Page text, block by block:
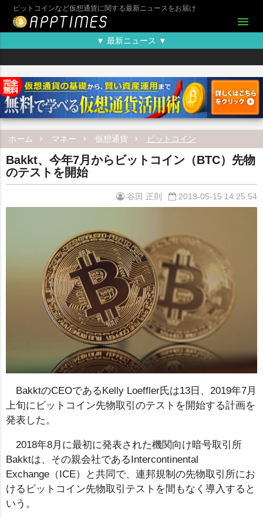
ビットコインなど仮想通貨に関する最新ニュースをお届け
menu
▼ 最新ニュース ▼
ホーム マネー 仮想通貨 ビットコイン
Bakkt、今年7月からビットコイン（BTC）先物
のテストを開始
谷田 正則 2019-05-15 14:25:54
BakktのCEOであるKelly Loeffler氏は13日、2019年7月
上旬にビットコイン先物取引のテストを開始する計画を
発表した。
2018年8月に最初に発表された機関向け暗号取引所
Bakktは、その親会社であるIntercontinental
Exchange（ICE）と共同で、連邦規制の先物取引所にお
けるビットコイン先物取引テストを間もなく導入すると
いう。